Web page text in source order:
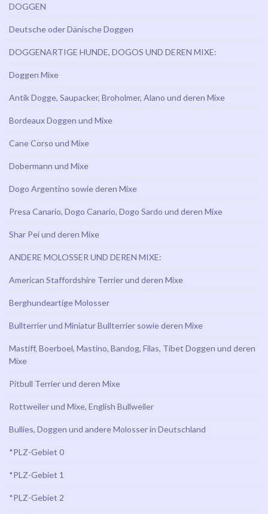
DOGGEN
Deutsche oder Dänische Doggen
DOGGENARTIGE HUNDE, DOGOS UND DEREN MIXE:
Doggen Mixe
Antik Dogge, Saupacker, Broholmer, Alano und deren Mixe
Bordeaux Doggen und Mixe
Cane Corso und Mixe
Dobermann und Mixe
Dogo Argentino sowie deren Mixe
Presa Canario, Dogo Canario, Dogo Sardo und deren Mixe
Shar Pei und deren Mixe
ANDERE MOLOSSER UND DEREN MIXE:
American Staffordshire Terrier und deren Mixe
Berghundeartige Molosser
Bullterrier und Miniatur Bullterrier sowie deren Mixe
Mastiff, Boerboel, Mastino, Bandog, Filas, Tibet Doggen und deren
Mixe
Pitbull Terrier und deren Mixe
Rottweiler und Mixe, English Bullweiler
Bullies, Doggen und andere Molosser in Deutschland
*PLZ-Gebiet 0
*PLZ-Gebiet 1
*PLZ-Gebiet 2